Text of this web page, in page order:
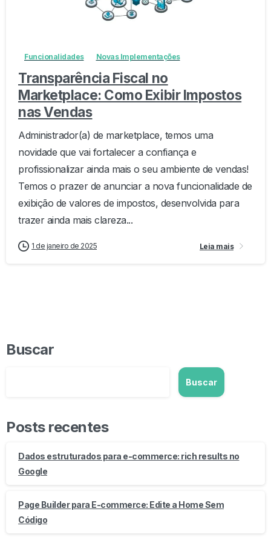
Funcionalidades Novas Implementações
Transparência Fiscal no
Marketplace: Como Exibir Impostos
nas Vendas
Administrador(a) de marketplace, temos uma
novidade que vai fortalecer a confiança e
profissionalizar ainda mais o seu ambiente de vendas!
Temos o prazer de anunciar a nova funcionalidade de
exibição de valores de impostos, desenvolvida para
trazer ainda mais clareza...
1 de janeiro de 2025 Leia mais
Buscar
Buscar
Posts recentes
Dados estruturados para e-commerce: rich results no
Google
Page Builder para E-commerce: Edite a Home Sem
Código